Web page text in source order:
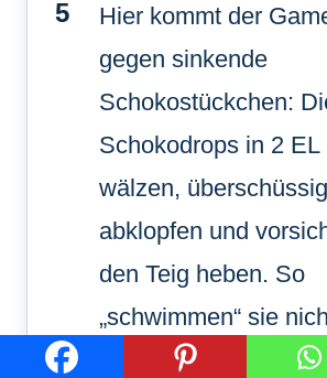
Hier kommt der
gegen sinkende
Schokostückchen:
Schokodrops in 2 EL
wälzen,
abklopfen und
den Teig heben. So
„schwimmen“ sie
unten, sondern